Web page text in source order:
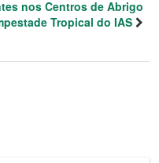
nos Centros de Abrigo
Tropical do IAS